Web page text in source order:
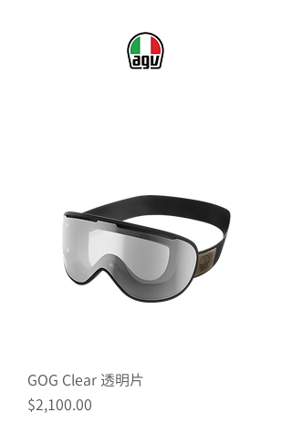
GOG Clear 透明片
價格
$2,100.00